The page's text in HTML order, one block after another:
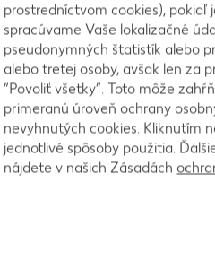
cibuľu, mletú papriku,
Vytvorí sa pasta,
čerstvého mletého
vývaru. Pečieme
Nemusíme sa báť
cibuľu, mrkvu a zeler
prostredníctvom cookies),
spracúvame Vaše lokalizačné
pseudonymných štatistík alebo
alebo tretej osoby, avšak len za
“Povoliť všetky”. Toto môže
primeranú úroveň ochrany
nevyhnutých cookies. Kliknutím
jednotlivé spôsoby použitia.
nájdete v našich Zásadách